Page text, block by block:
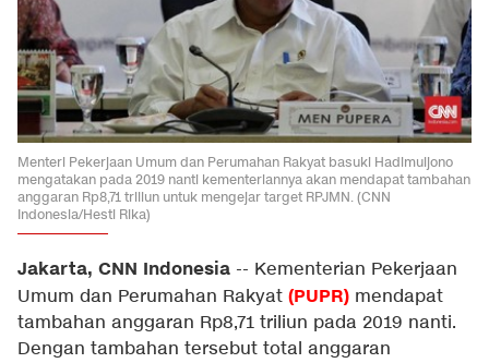
Menteri Pekerjaan Umum dan Perumahan Rakyat basuki Hadimuljono
mengatakan pada 2019 nanti kementeriannya akan mendapat tambahan
anggaran Rp8,71 triliun untuk mengejar target RPJMN. (CNN
Indonesia/Hesti Rika)
Jakarta, CNN Indonesia -- Kementerian Pekerjaan
Umum dan Perumahan Rakyat (PUPR) mendapat
tambahan anggaran Rp8,71 triliun pada 2019 nanti.
Dengan tambahan tersebut total anggaran